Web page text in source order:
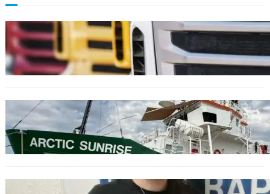
БЪЛГАРИЯ
Нови ограничения за камионите над 12
тона по ключови пътища през август
БЪЛГАРИЯ
Корабът на „Грийнпийс“ пристигна във
Варна с кампания за опазване на Черно
море
ОБЩЕСТВО